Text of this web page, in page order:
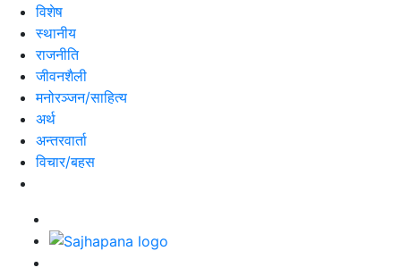
विशेष
स्थानीय
राजनीति
जीवनशैली
मनोरञ्जन/साहित्य
अर्थ
अन्तरवार्ता
विचार/बहस